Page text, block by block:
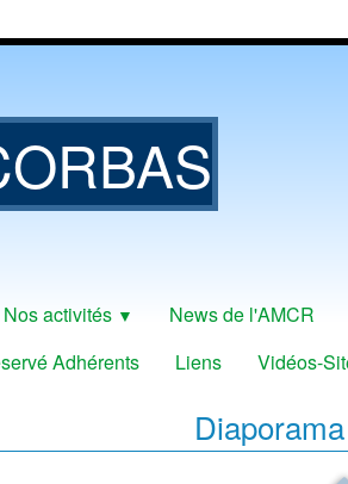
Nos activités ▼ News de l'AMCR
Adhérents Liens Vidéos-